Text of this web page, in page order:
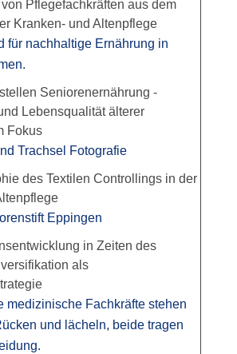
Pflegefachkräften aus dem
Kranken- und Altenpflege
Seniorenernährung -
Lebensqualität älterer
Fokus
des Textilen Controllings in der
in Zeiten des
als